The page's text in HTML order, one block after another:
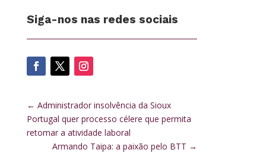
Siga-nos nas redes sociais
← Administrador insolvência da Sioux
Portugal quer processo célere que permita
retomar a atividade laboral
Armando Taipa: a paixão pelo BTT →